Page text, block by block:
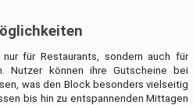
für Restaurants, sondern auch für
Nutzer können ihre Gutscheine bei
was den Block besonders vielseitig
bis hin zu entspannenden Mittagen